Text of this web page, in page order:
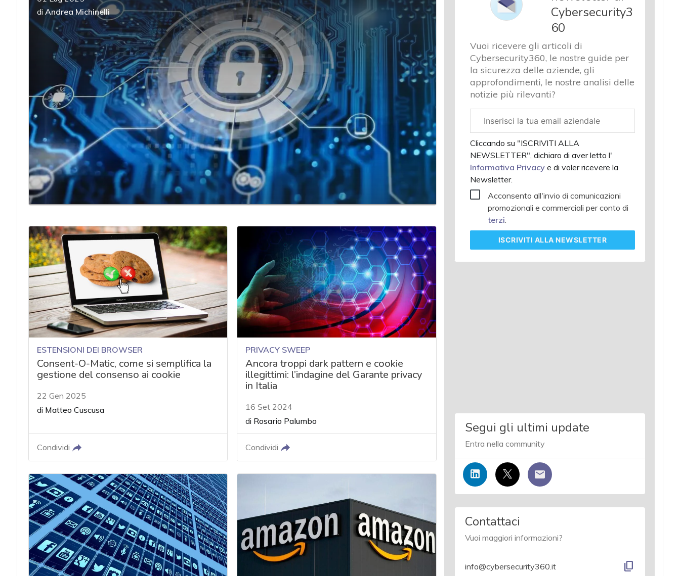
diAndrea Michinelli
ESTENSIONI DEI BROWSER
Consent-O-Matic, come si semplifica la
gestione del consenso ai cookie
22 Gen 2025
di Matteo Cuscusa
Condividi
PRIVACY SWEEP
Ancora troppi dark pattern e cookie
illegittimi: l’indagine del Garante privacy
in Italia
16 Set 2024
di Rosario Palumbo
Condividi
Cybersecurity3
60
Vuoi ricevere gli articoli di
Cybersecurity360, le nostre guide per
la sicurezza delle aziende, gli
approfondimenti, le nostre analisi delle
notizie più rilevanti?
aziendale
Cliccando su "ISCRIVITI ALLA
NEWSLETTER", dichiaro di aver letto l'
Informativa Privacy e di voler ricevere la
Newsletter.
Acconsento all'invio di comunicazioni
promozionali e commerciali per conto di
terzi.
ISCRIVITI ALLA NEWSLETTER
Segui gli ultimi update
Entra nella community
Contattaci
Vuoi maggiori informazioni?
info@cybersecurity360.it content_copy